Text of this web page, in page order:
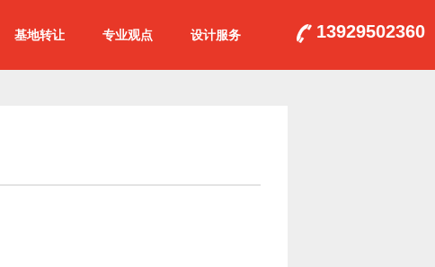
基地转让 专业观点 设计服务 13929502360